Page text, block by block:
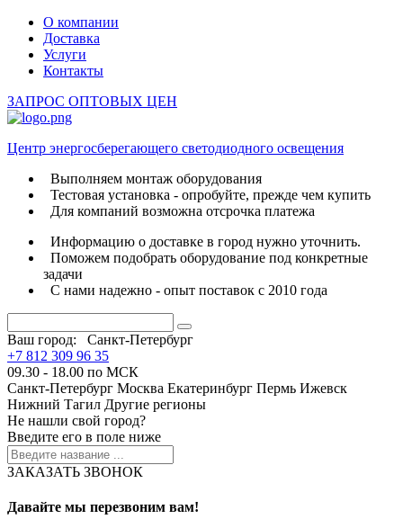
О компании
Доставка
Услуги
Контакты
ЗАПРОС ОПТОВЫХ ЦЕН
Центр энергосберегающего светодиодного освещения
Выполняем монтаж оборудования
Тестовая установка - опробуйте, прежде чем купить
Для компаний возможна отсрочка платежа
Информацию о доставке в город нужно уточнить.
Поможем подобрать оборудование под конкретные
задачи
С нами надежно - опыт поставок с 2010 года
Ваш город:
Санкт-Петербург
+7 812 309 96 35
09.30 - 18.00 по МСК
Санкт-Петербург Москва Екатеринбург Пермь Ижевск
Нижний Тагил Другие регионы
Не нашли свой город?
Введите его в поле ниже
ЗАКАЗАТЬ ЗВОНОК
Давайте мы перезвоним вам!